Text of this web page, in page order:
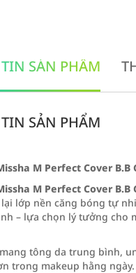
SẢN PHẨM
SẢN PHẨM
M Perfect Cover B.B
M Perfect Cover B.B
lớp nền căng bóng tự
– lựa chọn lý tưởng cho
tông da trung bình,
trong makeup hằng